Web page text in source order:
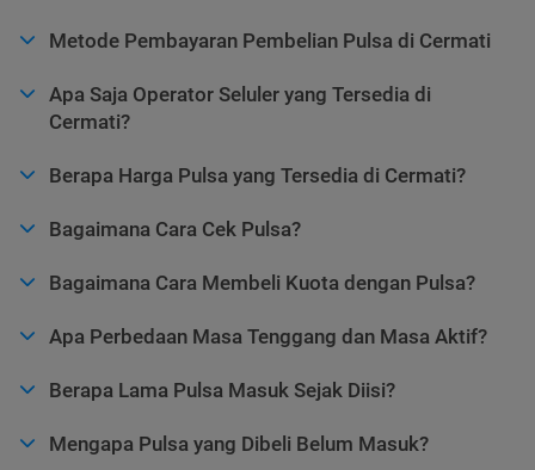
Metode Pembayaran Pembelian Pulsa di Cermati
Apa Saja Operator Seluler yang Tersedia di
Cermati?
Berapa Harga Pulsa yang Tersedia di Cermati?
Bagaimana Cara Cek Pulsa?
Bagaimana Cara Membeli Kuota dengan Pulsa?
Apa Perbedaan Masa Tenggang dan Masa Aktif?
Berapa Lama Pulsa Masuk Sejak Diisi?
Mengapa Pulsa yang Dibeli Belum Masuk?